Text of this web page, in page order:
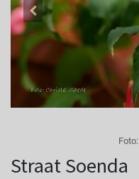
Foto:
Straat Soenda